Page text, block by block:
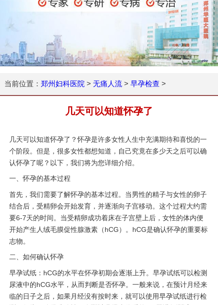
当前位置： 郑州妇科医院 > 无痛人流> 早孕检查 >
几天可以知道怀孕了
几天可以知道怀孕了？怀孕是许多女性人生中充满期待和喜悦的一
个阶段。但是，很多女性都想知道，自己究竟在多少天之后可以确
认怀孕了呢？以下，我们将为您详细介绍。
一、怀孕的基本过程
首先，我们需要了解怀孕的基本过程。当男性的精子与女性的卵子
结合后，受精卵会开始发育，并逐渐向子宫移动。这个过程大约需
要6-7天的时间。当受精卵成功着床在子宫壁上后，女性的体内便
开始产生人绒毛膜促性腺激素（hCG）。hCG是确认怀孕的重要标
志物。
二、如何确认怀孕
早孕试纸：hCG的水平在怀孕初期会逐渐上升。早孕试纸可以检测
尿液中的hCG水平，从而判断是否怀孕。一般来说，在预计月经来
临的日子之后，如果月经没有按时来，就可以使用早孕试纸进行检